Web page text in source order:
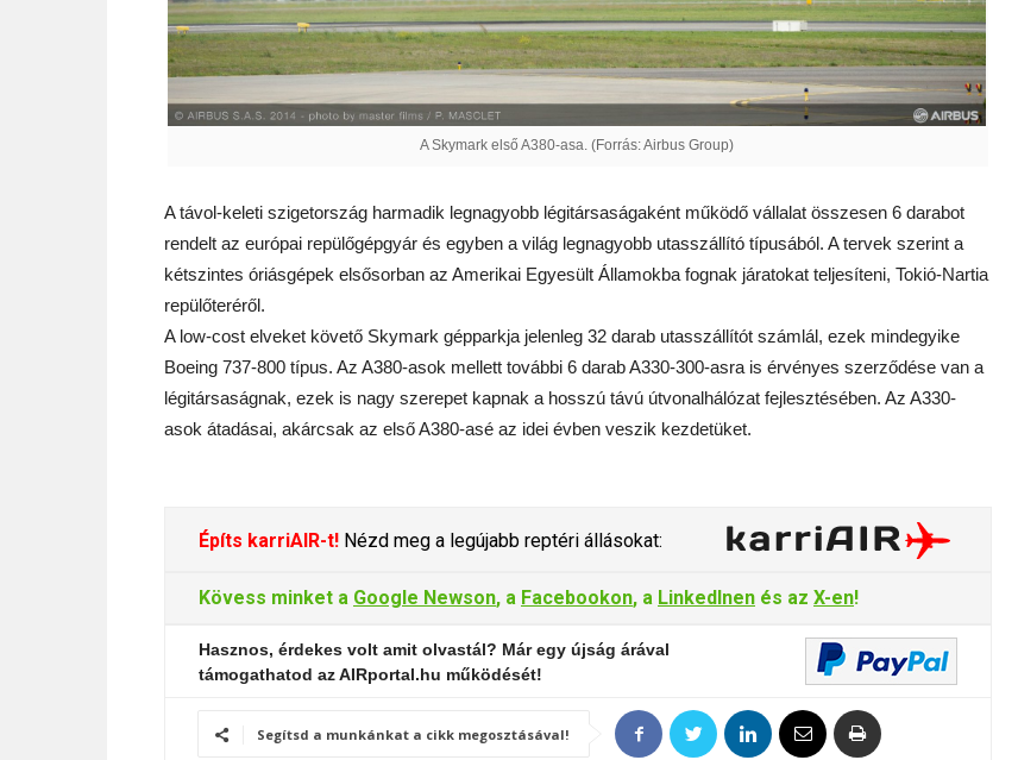
A Skymark első A380-asa. (Forrás: Airbus Group)
A távol-keleti szigetország harmadik legnagyobb légitársaságaként működő vállalat összesen 6 darabot
rendelt az európai repülőgépgyár és egyben a világ legnagyobb utasszállító típusából. A tervek szerint a
kétszintes óriásgépek elsősorban az Amerikai Egyesült Államokba fognak járatokat teljesíteni, Tokió-Nartia
repülőteréről.
A low-cost elveket követő Skymark gépparkja jelenleg 32 darab utasszállítót számlál, ezek mindegyike
Boeing 737-800 típus. Az A380-asok mellett további 6 darab A330-300-asra is érvényes szerződése van a
légitársaságnak, ezek is nagy szerepet kapnak a hosszú távú útvonalhálózat fejlesztésében. Az A330-
asok átadásai, akárcsak az első A380-asé az idei évben veszik kezdetüket.
Építs karriAIR-t! Nézd meg a legújabb reptéri állásokat:
Kövess minket a Google Newson, a Facebookon, a LinkedInen és az X-en!
Hasznos, érdekes volt amit olvastál? Már egy újság árával
támogathatod az AIRportal.hu működését!
Segítsd a munkánkat a cikk megosztásával!